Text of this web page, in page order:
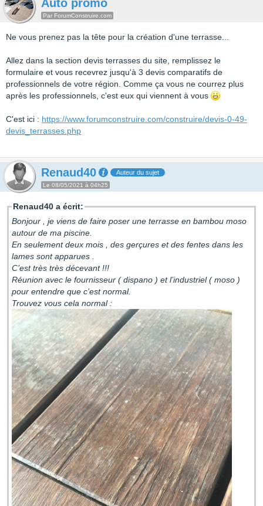
Auto promo
Par ForumConstruire.com
Ne vous prenez pas la tête pour la création d'une terrasse...
Allez dans la section devis terrasses du site, remplissez le
formulaire et vous recevrez jusqu'à 3 devis comparatifs de
professionnels de votre région. Comme ça vous ne courrez plus
après les professionnels, c'est eux qui viennent à vous
C'est ici : https://www.forumconstruire.com/construire/devis-0-49-
devis_terrasses.php
Renaud40 Auteur du sujet
Le 08/05/2021 à 04h25
Renaud40 a écrit:
Bonjour , je viens de faire poser une terrasse en bambou moso
autour de ma piscine.
En seulement deux mois , des gerçures et des fentes dans les
lames sont apparues .
C’est très très décevant !!!
Réunion avec le fournisseur ( dispano ) et l’industriel ( moso )
pour entendre que c’est normal.
Trouvez vous cela normal :